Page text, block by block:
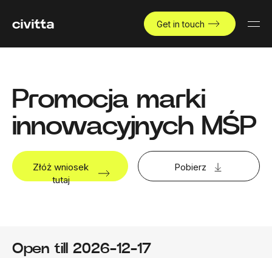
Get in touch
Promocja marki
innowacyjnych MŚP
Złóż wniosek
tutaj
Pobierz
Open till 2026-12-17